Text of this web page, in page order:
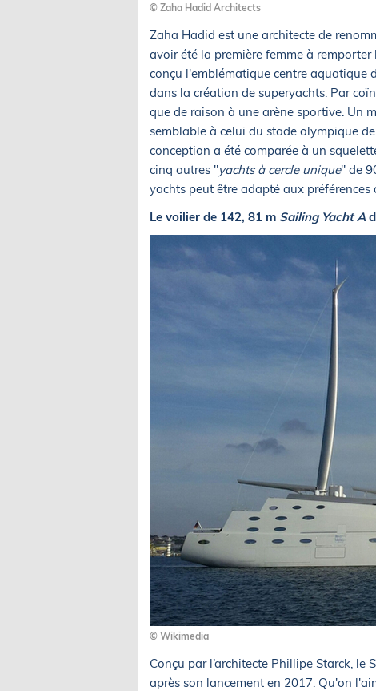
© Zaha Hadid Architects
Zaha Hadid est une architecte de
avoir été la première femme à
conçu l'emblématique centre aquatique
dans la création de superyachts. Par
que de raison à une arène sportive. Un
semblable à celui du stade olympique
conception a été comparée à un
cinq autres "yachts à cercle unique" de
yachts peut être adapté aux préférences
Le voilier de 142, 81 m Sailing Yacht A
© Wikimedia
Conçu par l’architecte Phillipe Starck,
après son lancement en 2017. Qu'on